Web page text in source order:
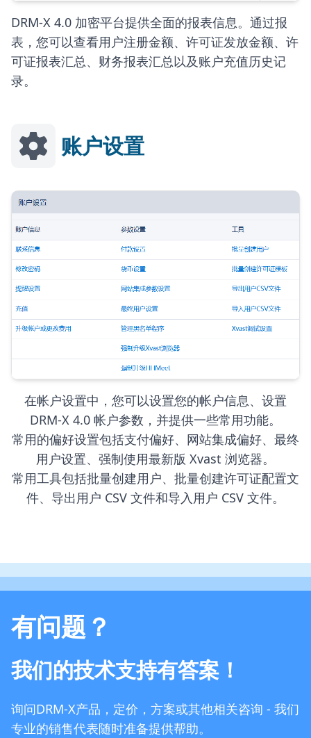
DRM-X 4.0 加密平台提供全面的报表信息。通过报
表，您可以查看用户注册金额、许可证发放金额、许
可证报表汇总、财务报表汇总以及账户充值历史记
录。
账户设置
在帐户设置中，您可以设置您的帐户信息、设置
DRM-X 4.0 帐户参数，并提供一些常用功能。
常用的偏好设置包括支付偏好、网站集成偏好、最终
用户设置、强制使用最新版 Xvast 浏览器。
常用工具包括批量创建用户、批量创建许可证配置文
件、导出用户 CSV 文件和导入用户 CSV 文件。
有问题？
我们的技术支持有答案！
询问DRM-X产品，定价，方案或其他相关咨询 - 我们
专业的销售代表随时准备提供帮助。